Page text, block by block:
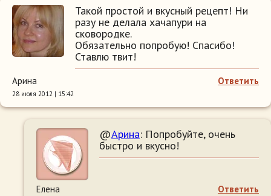
Такой простой и вкусный рецепт! Ни
разу не делала хачапури на
сковородке.
Обязательно попробую! Спасибо!
Ставлю твит!
Ответить
Арина
28 июля 2012 | 15:42
@Арина: Попробуйте, очень
быстро и вкусно!
Ответить
Елена